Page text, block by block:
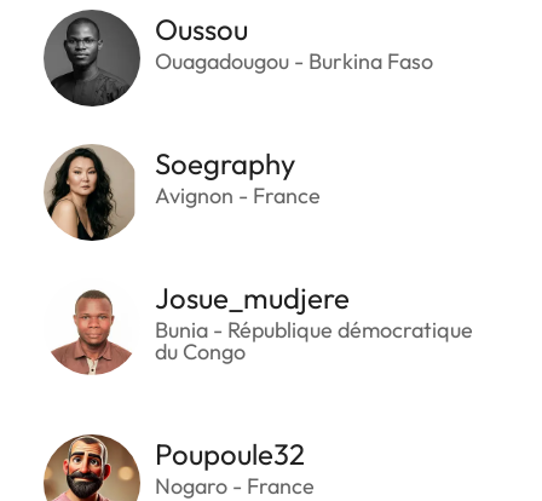
Oussou
Ouagadougou - Burkina Faso
Soegraphy
Avignon - France
Josue_mudjere
Bunia - République démocratique
du Congo
Poupoule32
Nogaro - France